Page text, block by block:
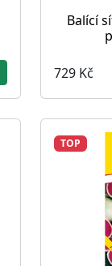
Balící
729 Kč
TOP